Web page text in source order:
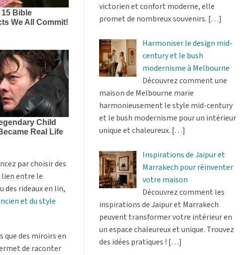
par choisir des
lien entre le
des rideaux en lin,
et du style
que des miroirs en
de raconter
victorien et confort moderne, elle
promet de nombreux souvenirs. […]
Harmoniser le design mid-
century et le bush
modernisme à Melbourne
Découvrez comment une
maison de Melbourne marie
harmonieusement le style mid-century
et le bush modernisme pour un intérieur
unique et chaleureux. […]
Inspirations de Jaipur et
Marrakech pour réinventer
votre maison
Découvrez comment les
inspirations de Jaipur et Marrakech
peuvent transformer votre intérieur en
un espace chaleureux et unique. Trouvez
des idées pratiques ! […]